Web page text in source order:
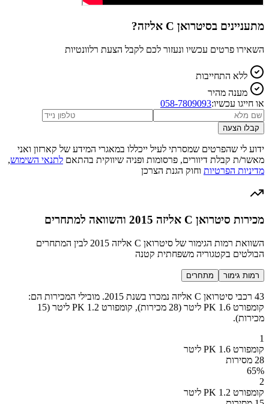
מתעניינים בסיטרואן C אליזה ?
השאירו פרטים עכשיו ונעזור לכם לקבל הצעת רלוונטיות
ללא התחייבות
מענה מהיר
או חייגו עכשיו:058-7809093
קבלו הצעה
ידוע לי שהפרטים שמסרתי לעיל ייכללו במאגרי המידע של קארזון ואני
מאשר/ת קבלת דיוורים, פרסומות ופניה שיווקית בהתאם לתנאי השימוש,
מדיניות הפרטיות וחוק הגנת הצרכן
מכירות סיטרואן C אליזה 2015 והשוואה למתחרים
השוואת רמות הגימור של סיטרואן C אליזה 2015 לבין המתחרים
הבולטים בקטגוריה משפחתית קטנה
רמות גימור מתחרים
43 רכבי סיטרואן C אליזה נמכרו בשנת 2015. מובילי המכירות הם:
קומפורט PK 1.6 ליטר (28 מכירות), קומפורט PK 1.2 ליטר (15
מכירות).
1
קומפורט PK 1.6 ליטר
28 מסירות
65%
2
קומפורט PK 1.2 ליטר